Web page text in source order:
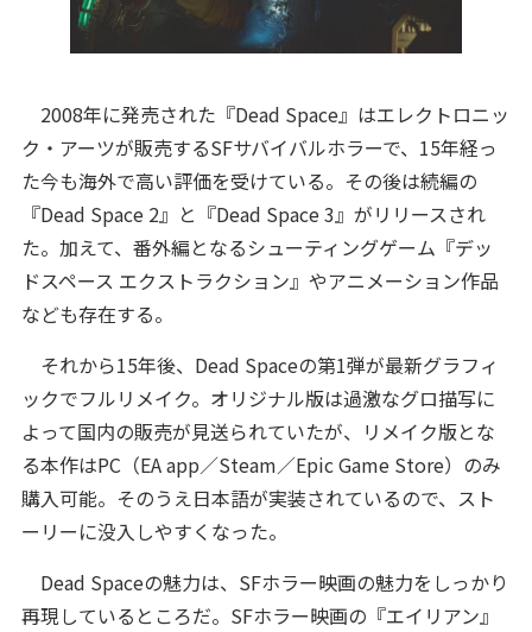
2008年に発売された『Dead Space』はエレクトロニッ
ク・アーツが販売するSFサバイバルホラーで、15年経っ
た今も海外で高い評価を受けている。その後は続編の
『Dead Space 2』と『Dead Space 3』がリリースされ
た。加えて、番外編となるシューティングゲーム『デッ
ドスペース エクストラクション』やアニメーション作品
なども存在する。
それから15年後、Dead Spaceの第1弾が最新グラフィ
ックでフルリメイク。オリジナル版は過激なグロ描写に
よって国内の販売が見送られていたが、リメイク版とな
る本作はPC（EA app／Steam／Epic Game Store）のみ
購入可能。そのうえ日本語が実装されているので、スト
ーリーに没入しやすくなった。
Dead Spaceの魅力は、SFホラー映画の魅力をしっかり
再現しているところだ。SFホラー映画の『エイリアン』